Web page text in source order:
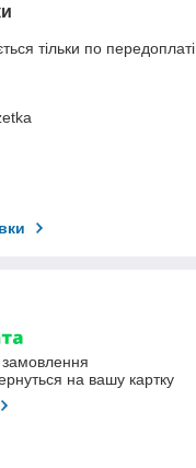
тільки по передоплаті.
на вашу картку